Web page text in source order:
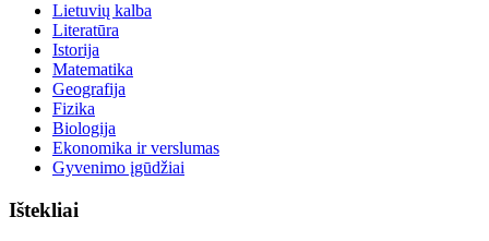
Lietuvių kalba
Literatūra
Istorija
Matematika
Geografija
Fizika
Biologija
Ekonomika ir verslumas
Gyvenimo įgūdžiai
Ištekliai